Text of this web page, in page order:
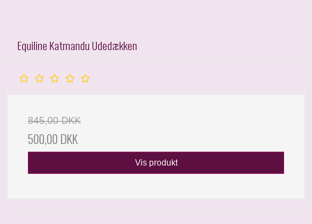
Equiline Katmandu Udedækken
845,00 DKK
500,00 DKK
Vis produkt